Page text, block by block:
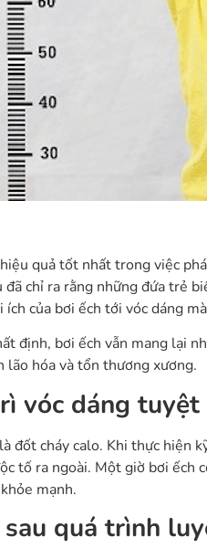
quả tốt nhất trong việc
chỉ ra rằng những đứa trẻ
của bơi ếch tới vóc dáng
định, bơi ếch vẫn mang lại
lão hóa và tổn thương xương.
vóc dáng tuyệt
đốt cháy calo. Khi thực
tố ra ngoài. Một giờ bơi
mạnh.
quá trình